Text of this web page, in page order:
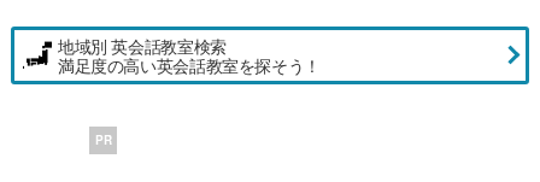
地域別 英会話教室検索
満足度の高い英会話教室を探そう！
PR